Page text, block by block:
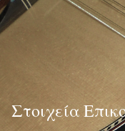
Στοιχεία